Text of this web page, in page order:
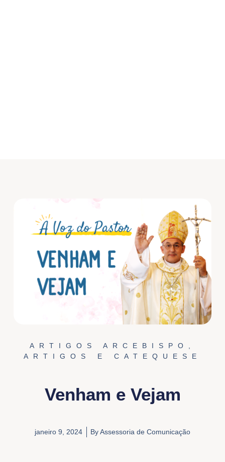
ARTIGOS ARCEBISPO
ARTIGOS E CATEQUESE
Venham e Vejam
janeiro 9, 2024 ByAssessoria de Comunicação